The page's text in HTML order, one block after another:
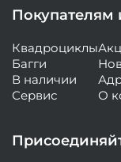
Покупателям
Квадроциклы
Багги
В наличии
Сервис
О